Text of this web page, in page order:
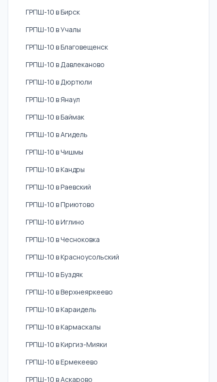
ГРПШ-10 в Бирск
ГРПШ-10 в Учалы
ГРПШ-10 в Благовещенск
ГРПШ-10 в Давлеканово
ГРПШ-10 в Дюртюли
ГРПШ-10 в Янаул
ГРПШ-10 в Баймак
ГРПШ-10 в Агидель
ГРПШ-10 в Чишмы
ГРПШ-10 в Кандры
ГРПШ-10 в Раевский
ГРПШ-10 в Приютово
ГРПШ-10 в Иглино
ГРПШ-10 в Чесноковка
ГРПШ-10 в Красноусольский
ГРПШ-10 в Буздяк
ГРПШ-10 в Верхнеяркеево
ГРПШ-10 в Караидель
ГРПШ-10 в Кармаскалы
ГРПШ-10 в Киргиз-Мияки
ГРПШ-10 в Ермекеево
ГРПШ-10 в Аскарово